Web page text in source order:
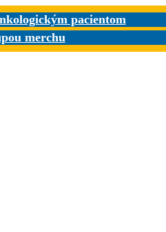
pacientom
merchu